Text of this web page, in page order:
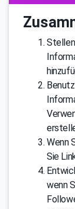
Wenn
Sie
wenn